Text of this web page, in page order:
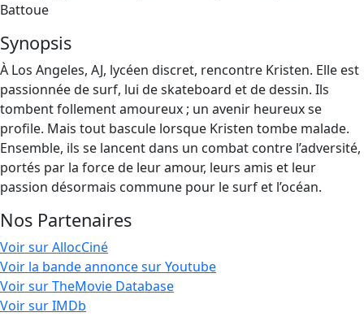
Battoue
Synopsis
À Los Angeles, AJ, lycéen discret, rencontre Kristen. Elle est
passionnée de surf, lui de skateboard et de dessin. Ils
tombent follement amoureux ; un avenir heureux se
profile. Mais tout bascule lorsque Kristen tombe malade.
Ensemble, ils se lancent dans un combat contre l’adversité,
portés par la force de leur amour, leurs amis et leur
passion désormais commune pour le surf et l’océan.
Nos Partenaires
Voir sur AllocCiné
Voir la bande annonce sur Youtube
Voir sur TheMovie Database
Voir sur IMDb